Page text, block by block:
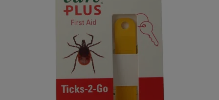
Vul hem met producten.